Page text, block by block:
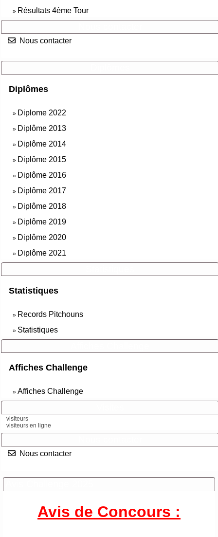
» Résultats 4ème Tour
Nous contacter
Diplômes
» Diplome 2022
» Diplôme 2013
» Diplôme 2014
» Diplôme 2015
» Diplôme 2016
» Diplôme 2017
» Diplôme 2018
» Diplôme 2019
» Diplôme 2020
» Diplôme 2021
Statistiques
» Records Pitchouns
» Statistiques
Affiches Challenge
» Affiches Challenge
visiteurs
visiteurs en ligne
Nous contacter
Avis de Concours :